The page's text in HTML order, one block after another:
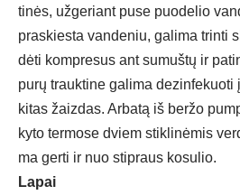
ti­nės, už­ge­riant pu­se puo­de­lio
pra­skies­ta van­de­niu, ga­li­ma trin­ti
dė­ti komp­re­sus ant su­muš­tų ir
pu­rų trauk­ti­ne ga­li­ma de­zin­fe­kuo­ti
ki­tas žaiz­das. Ar­ba­tą iš ber­žo
ky­to ter­mo­se dviem stik­li­nė­mis
ma ger­ti ir nuo stip­raus ko­su­lio.
La­pai